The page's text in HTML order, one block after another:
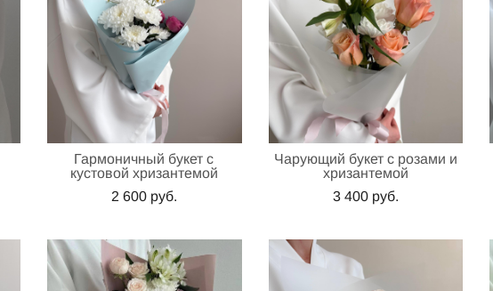
Гармоничный букет с
кустовой хризантемой
2 600 pуб.
Чарующий букет с розами и
хризантемой
3 400 pуб.